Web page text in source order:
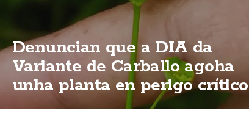
Denuncian que a DIA da
Variante de Carballo agoha
unha planta en perigo crítico
de extinción